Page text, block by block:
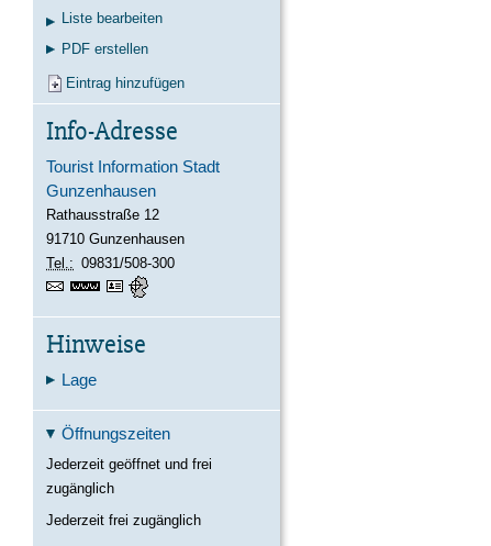
Liste bearbeiten
PDF erstellen
Eintrag hinzufügen
Info-Adresse
Tourist Information Stadt
Gunzenhausen
Rathausstraße 12
91710 Gunzenhausen
Tel.: 09831/508-300
https://www.gunzenhausen.info
vCard
Hinweise
Lage
Öffnungszeiten
Jederzeit geöffnet und frei
zugänglich
Jederzeit frei zugänglich